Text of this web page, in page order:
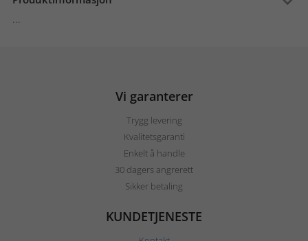
Vi garanterer
Trygg levering
Kvalitetsgaranti
Enkelt å handle
30 dagers angrerett
Sikker betaling
KUNDETJENESTE